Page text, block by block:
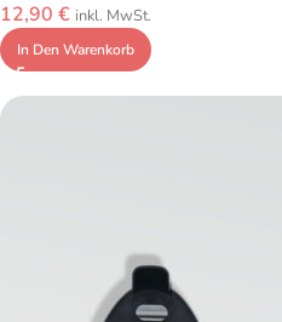
12,90 € inkl. MwSt.
In Den Warenkorb